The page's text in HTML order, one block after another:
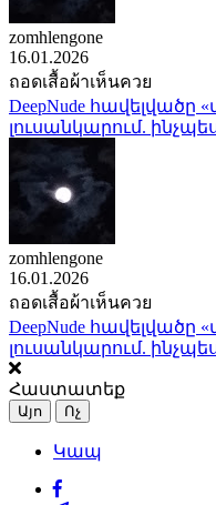
zomhlengone
16.01.2026
ถอดเสื้อผ้าเห็นควย
DeepNude հավելվածը
լուսանկարում.
zomhlengone
16.01.2026
ถอดเสื้อผ้าเห็นควย
DeepNude հավելվածը
լուսանկարում.
Հաստատեք
Այո Ոչ
Կապ